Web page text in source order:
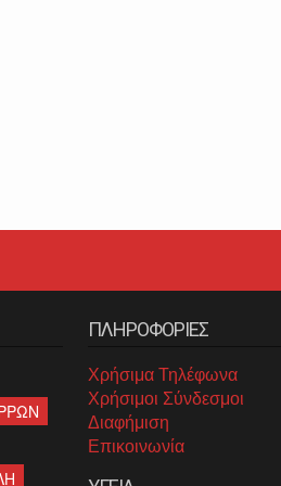
ΠΛΗΡΟΦΟΡΙΕΣ
Χρήσιμα Τηλέφωνα
Χρήσιμοι Σύνδεσμοι
Διαφήμιση
Επικοινωνία